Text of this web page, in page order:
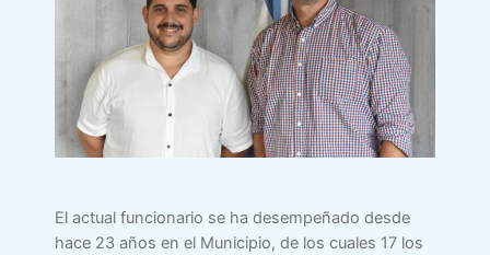
El actual funcionario se ha desempeñado desde
hace 23 años en el Municipio, de los cuales 17 los